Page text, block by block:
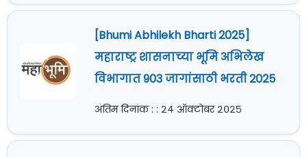
[Bhumi Abhilekh Bharti 2025]
महाराष्ट्र शासनाच्या भूमि अभिलेख
विभागात 903 जागांसाठी भरती 2025
अंतिम दिनांक : : २४ ऑक्टोबर २०२५